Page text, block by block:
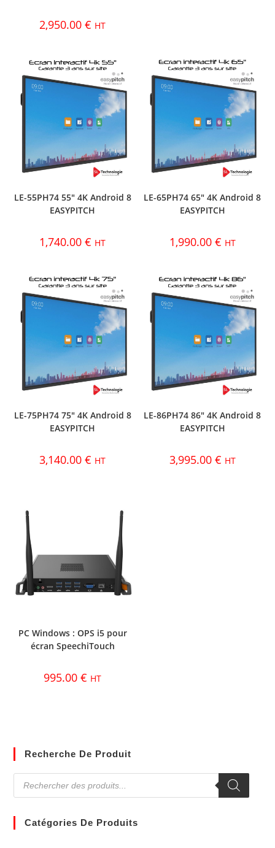
2,950.00€ HT
LE-55PH74 55″ 4K Android 8
EASYPITCH
1,740.00€ HT
LE-65PH74 65″ 4K Android 8
EASYPITCH
1,990.00 € HT
LE-75PH74 75″ 4K Android 8
EASYPITCH
3,140.00€ HT
LE-86PH74 86″ 4K Android 8
EASYPITCH
3,995.00 € HT
PC Windows : OPS i5 pour
écran SpeechiTouch
995.00€ HT
Recherche De Produit
Catégories De Produits